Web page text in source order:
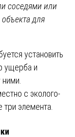
соседями или
для
установить
ущерба и
с эколого-
элемента.